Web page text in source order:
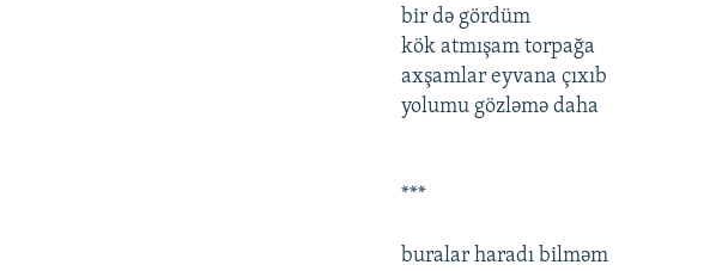
bir də gördüm
kök atmışam torpağa
axşamlar eyvana çıxıb
yolumu gözləmə daha
***
buralar haradı bilməm